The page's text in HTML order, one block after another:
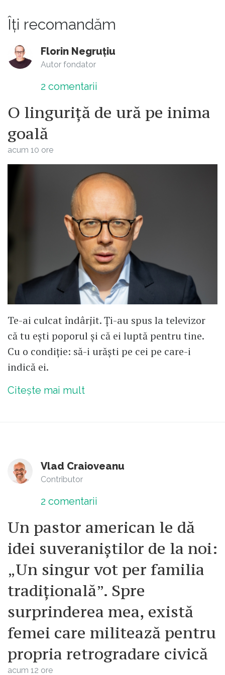
Îți recomandăm
Florin Negruțiu
Autor fondator
2 comentarii
O linguriță de ură pe inima
goală
acum 10 ore
Te-ai culcat îndârjit. Ți-au spus la televizor
că tu ești poporul și că ei luptă pentru tine.
Cu o condiție: să-i urăști pe cei pe care-i
indică ei.
Citește mai mult
Vlad Craioveanu
Contributor
2 comentarii
Un pastor american le dă
idei suveraniștilor de la noi:
„Un singur vot per familia
tradițională”. Spre
surprinderea mea, există
femei care militează pentru
propria retrogradare civică
acum 12 ore